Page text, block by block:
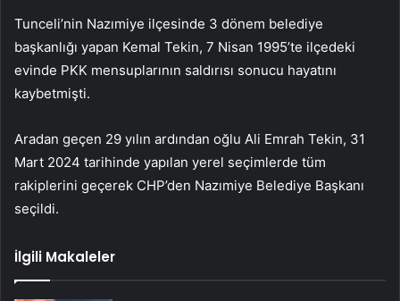
Tunceli’nin Nazımiye ilçesinde 3 dönem belediye
başkanlığı yapan Kemal Tekin, 7 Nisan 1995’te ilçedeki
evinde PKK mensuplarının saldırısı sonucu hayatını
kaybetmişti.
Aradan geçen 29 yılın ardından oğlu Ali Emrah Tekin, 31
Mart 2024 tarihinde yapılan yerel seçimlerde tüm
rakiplerini geçerek CHP’den Nazımiye Belediye Başkanı
seçildi.
İlgili Makaleler